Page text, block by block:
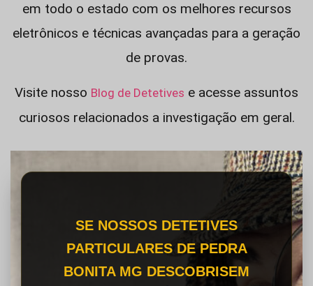
em todo o estado com os melhores recursos
eletrônicos e técnicas avançadas para a geração
de provas.
Visite nosso Blog de Detetives e acesse assuntos
curiosos relacionados a investigação em geral.
SE NOSSOS DETETIVES
PARTICULARES DE PEDRA
BONITA MG DESCOBRISEM